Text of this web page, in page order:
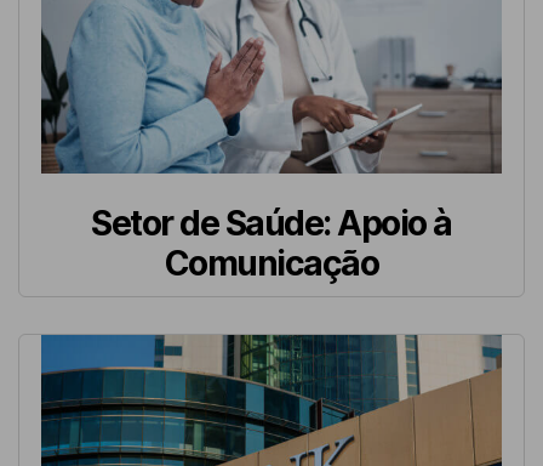
Setor de Saúde: Apoio à
Comunicação